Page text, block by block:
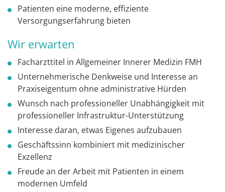
Patienten eine moderne, effiziente
Versorgungserfahrung bieten
Wir erwarten
Facharzttitel in Allgemeiner Innerer Medizin FMH
Unternehmerische Denkweise und Interesse an
Praxiseigentum ohne administrative Hürden
Wunsch nach professioneller Unabhängigkeit mit
professioneller Infrastruktur-Unterstützung
Interesse daran, etwas Eigenes aufzubauen
Geschäftssinn kombiniert mit medizinischer
Exzellenz
Freude an der Arbeit mit Patienten in einem
modernen Umfeld